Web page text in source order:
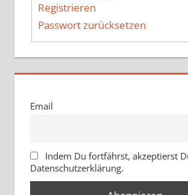
Registrieren
Passwort zurücksetzen
Email
Indem Du fortfährst, akzeptierst
Datenschutzerklärung.